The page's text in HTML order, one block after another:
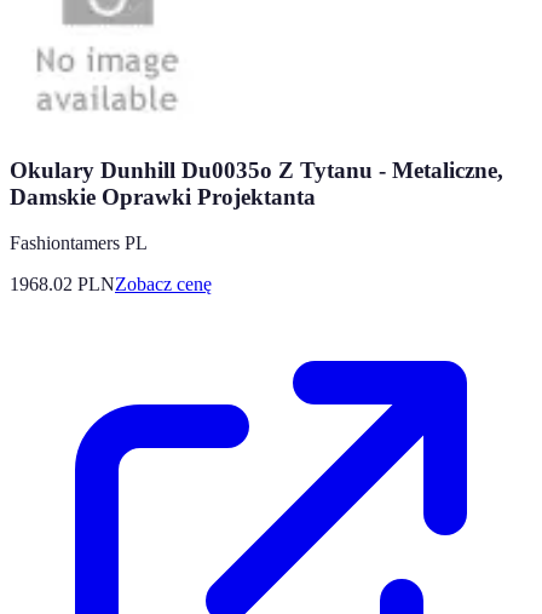
Okulary Dunhill Du0035o Z Tytanu - Metaliczne,
Damskie Oprawki Projektanta
Fashiontamers PL
1968.02 PLNZobacz cenę